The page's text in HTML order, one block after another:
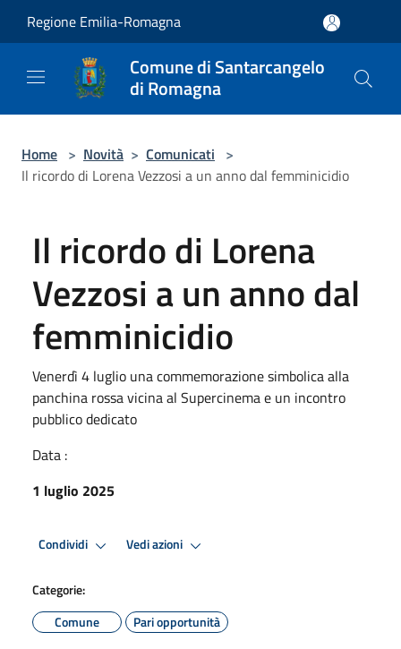
Regione Emilia-Romagna
Comune di Santarcangelo
di Romagna
Home > Novità > Comunicati >
Il ricordo di Lorena Vezzosi a un anno dal femminicidio
Il ricordo di Lorena
Vezzosi a un anno dal
femminicidio
Venerdì 4 luglio una commemorazione simbolica alla
panchina rossa vicina al Supercinema e un incontro
pubblico dedicato
Data :
1 luglio 2025
Condividi Vedi azioni
Categorie:
Comune
Pari opportunità